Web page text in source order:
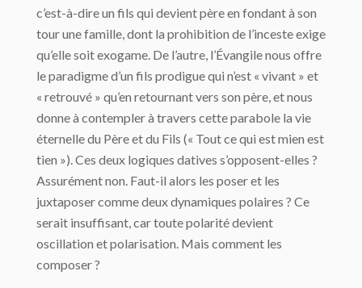
c’est-à-dire un fils qui devient père en fondant à son
tour une famille, dont la prohibition de l’inceste exige
qu’elle soit exogame. De l’autre, l’Évangile nous offre
le paradigme d’un fils prodigue qui n’est « vivant » et
« retrouvé » qu’en retournant vers son père, et nous
donne à contempler à travers cette parabole la vie
éternelle du Père et du Fils (« Tout ce qui est mien est
tien »). Ces deux logiques datives s’opposent-elles ?
Assurément non. Faut-il alors les poser et les
juxtaposer comme deux dynamiques polaires ? Ce
serait insuffisant, car toute polarité devient
oscillation et polarisation. Mais comment les
composer ?